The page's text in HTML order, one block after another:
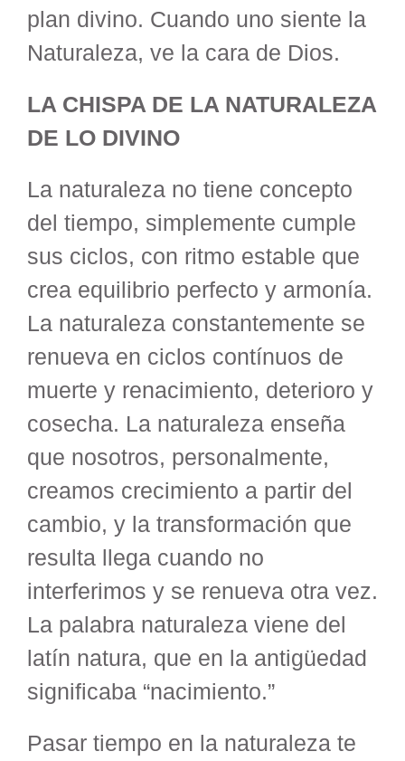
plan divino. Cuando uno siente la
Naturaleza, ve la cara de Dios.
LA CHISPA DE LA NATURALEZA
DE LO DIVINO
La naturaleza no tiene concepto
del tiempo, simplemente cumple
sus ciclos, con ritmo estable que
crea equilibrio perfecto y armonía.
La naturaleza constantemente se
renueva en ciclos contínuos de
muerte y renacimiento, deterioro y
cosecha. La naturaleza enseña
que nosotros, personalmente,
creamos crecimiento a partir del
cambio, y la transformación que
resulta llega cuando no
interferimos y se renueva otra vez.
La palabra naturaleza viene del
latín natura, que en la antigüedad
significaba “nacimiento.”
Pasar tiempo en la naturaleza te